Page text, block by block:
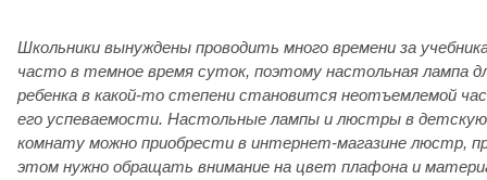
Школьники вынуждены проводить много времени за
часто в темное время суток, поэтому настольная лампа
ребенка в какой-то степени становится неотъемлемой
его успеваемости. Настольные лампы и люстры в детскую
комнату можно приобрести в интернет-магазине люстр,
этом нужно обращать внимание на цвет плафона и